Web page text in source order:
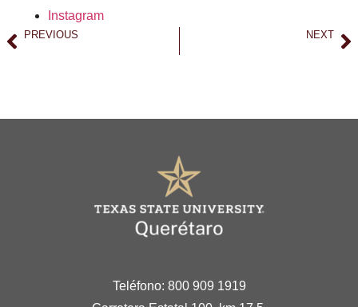
Instagram
PREVIOUS NEXT
Teléfono: 800 909 1919